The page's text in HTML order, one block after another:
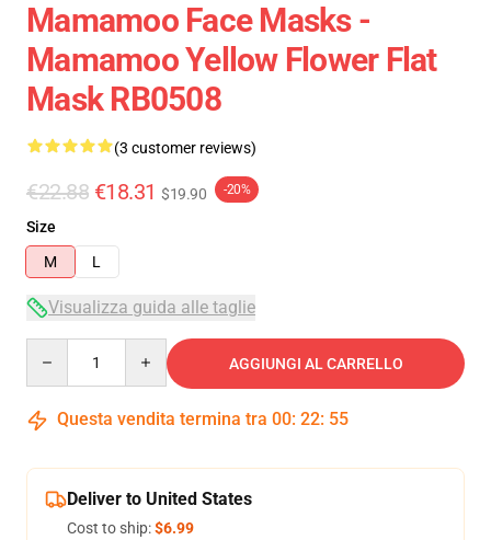
Mamamoo Face Masks -
Mamamoo Yellow Flower Flat
Mask RB0508
(3 customer reviews)
€22.88 €18.31 $19.90 -20%
Size
M
L
Visualizza guida alle taglie
AGGIUNGI AL CARRELLO
Questa vendita termina tra 00: 22: 54
Deliver to United States
Cost to ship:$6.99